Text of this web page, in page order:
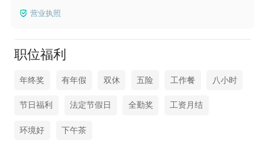
营业执照
职位福利
年终奖 有年假 双休 五险 工作餐 八小时
节日福利 法定节假日 全勤奖 工资月结
环境好 下午茶